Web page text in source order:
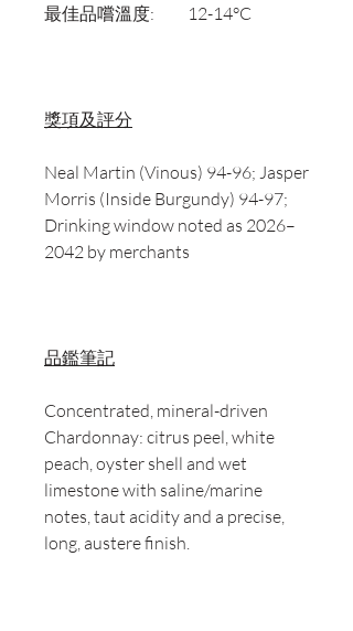
最佳品嚐溫度:
12-14°C
獎項及評分
Neal Martin (Vinous) 94-96; Jasper
Morris (Inside Burgundy) 94-97;
Drinking window noted as 2026–
2042 by merchants
品鑑筆記
Concentrated, mineral-driven
Chardonnay: citrus peel, white
peach, oyster shell and wet
limestone with saline/marine
notes, taut acidity and a precise,
long, austere finish.